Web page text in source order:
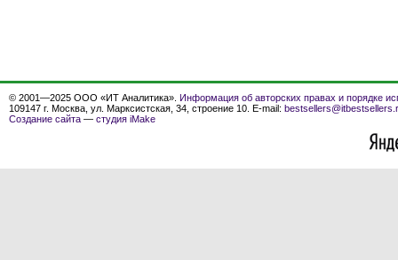
© 2001—2025 ООО «ИТ Аналитика». Информация об авторских правах и порядке
109147 г. Москва, ул. Марксистская, 34, строение 10. E-mail:
Создание сайта — студия iMake